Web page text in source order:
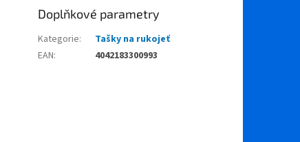
Doplňkové parametry
Kategorie:
Tašky na rukojeť
EAN: 4042183300993